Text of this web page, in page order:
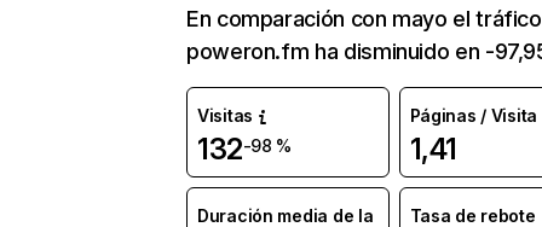
En comparación con mayo el
poweron.fm ha disminuido en -
Visitas
132-98 %
Páginas / Visita
1,41
Duración media de la
Tasa de rebote